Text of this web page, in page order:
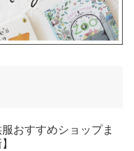
おすすめショップま